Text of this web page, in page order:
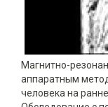
Магнитно-
аппаратным
человека на